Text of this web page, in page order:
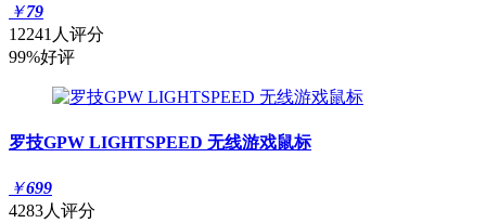
￥79
12241人评分
99%好评
罗技GPW LIGHTSPEED 无线游戏鼠标
￥699
4283人评分